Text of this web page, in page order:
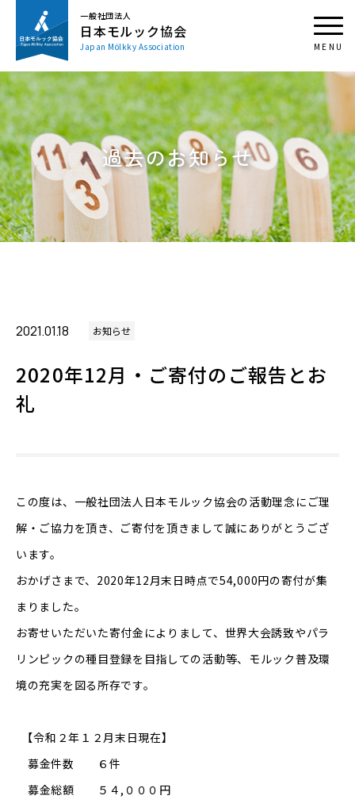
一般社団法人
日本モルック協会
Japan Mölkky Association
過去のお知らせ
2021.01.18 お知らせ
2020年12月・ご寄付のご報告とお
礼
この度は、一般社団法人日本モルック協会の活動理念にご理
解・ご協力を頂き、ご寄付を頂きまして誠にありがとうござ
います。
おかげさまで、2020年12月末日時点で54,000円の寄付が集
まりました。
お寄せいただいた寄付金によりまして、世界大会誘致やパラ
リンピックの種目登録を目指しての活動等、モルック普及環
境の充実を図る所存です。
【令和２年１２月末日現在】
募金件数 ６件
募金総額 ５４,０００円